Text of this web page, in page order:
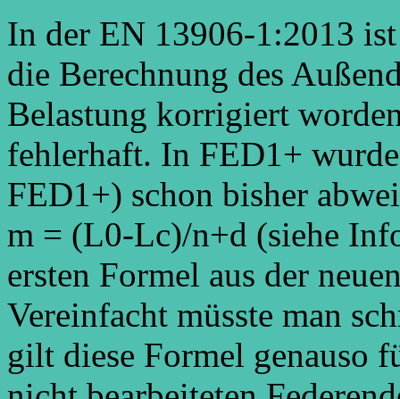
In der EN 13906-1:2013
die Berechnung des
Belastung korrigiert
fehlerhaft. In FED1+
FED1+) schon bisher
m = (L0-Lc)/n+d (siehe
ersten Formel aus der
Vereinfacht müsste man
gilt diese Formel genauso